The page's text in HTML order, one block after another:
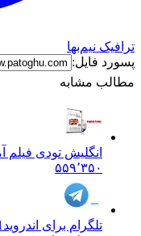
تودی فیلم آموزش زبان
برای اندروید9.3.1